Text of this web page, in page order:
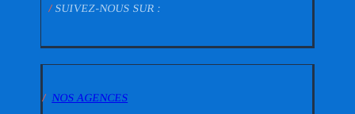
/SUIVEZ-NOUS SUR :
/ NOS AGENCES